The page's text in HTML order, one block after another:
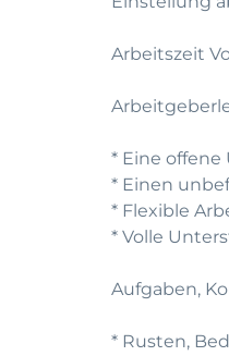
Arbeitszeit
* Eine
* Einen
* Flexible
* Volle
Aufgaben,
* Rusten,